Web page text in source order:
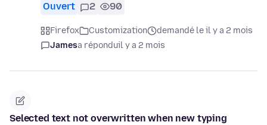
Ouvert 2 90
Firefox Customization
demandé le il y a 2 mois
Jamesa réponduil y a 2 mois
Selected text not overwritten when new typing